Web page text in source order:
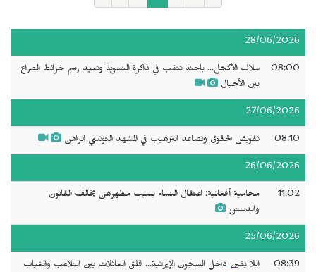
28/06/2026
08:00
ملاك الأكحل... باحثة تنقب في ذاكرة النسوية وتعيد رسم خرائط الصراع
بين الأجيال
27/06/2026
08:10 تقويض الحقوق وتصاعد الترهيب في المشهد التونسي الراهن
26/06/2026
11:02
محامية أفغانية: اعتقال النساء بسبب مظهرهن يخالف القانون
والدستور
25/06/2026
08:39
اللا يقين داخل السجون الإيرانية... قلق العائلات بين التلاعب والغياب